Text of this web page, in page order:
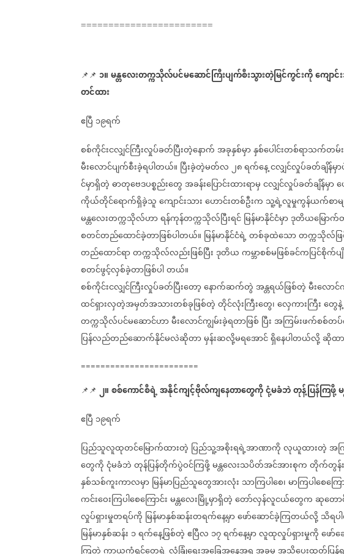
========================
📌📌 ၁။မန္တလေးတက္ကသိုလ်ပင်မဆောင်ကြီးပျက်စီးသွားတဲ့မြင်ကွင်းကိုကျော
တင်ထား
ဧပြီ ၁၉ရက်
စစ်ကိုင်းငလျှင်ကြီးလှုပ်ခတ်ပြီးတဲ့နောက်အခုနှစ်မှာနှစ်ပေါင်းတစ်ရာသက်တမ်
မီးလောင်ပျက်စီးခဲ့ရပါတယ်။ ပြီးခဲ့တဲ့မတ်လ၂၈ရက်နေ့ငလျှင်လှုပ်ခတ်ချိန်မှာ
င်မှာရှိတဲ့ဓာတုဗေဒပစ္စည်းတွေအခန်းပြောင်းထားရာမှငလျှင်လှုပ်ခတ်ချိန်မှာ
ကိုယ်တိုင်ရောက်ရှိခဲ့သူကျောင်းသားဟောင်းတစ်ဦးက သူ့ရဲ့လူမှုကွန်ယက်စာမ
မန္တလေးတက္ကသိုလ်ဟာရန်ကုန်တက္ကသိုလ်ပြီးရင်မြန်မာနိုင်ငံမှာဒုတိယမြော
စတင်တည်ထောင်ခဲ့တာဖြစ်ပါတယ်။ မြန်မာနိုင်ငံရဲ့တစ်ခုထဲသောတက္ကသိုလ်ဖ
တည်ထောင်ရာတက္ကသိုလ်လည်းဖြစ်ပြီးဒုတိယကမ္ဘာစစ်မဖြစ်ခင်ကပြင်စိုက်
စတင်ဖွင့်လှစ်ခဲ့တာဖြစ်ပါတယ်။
စစ်ကိုင်းငလျှင်ကြီးလှုပ်ခတ်ပြီးတော့နောက်ဆက်တွဲအန္တရယ်ဖြစ်တဲ့မီးလောင်
ထင်ရှားလှတဲ့အမှတ်အသားတစ်ခုဖြစ်တဲ့တိုင်လုံးကြီးတွေ၊လှေကားကြီးတွေနဲ့
တက္ကသိုလ်ပင်မဆောင်ဟာမီးလောင်ကျွမ်းခဲ့ရတာဖြစ် ပြီးအကြမ်းဖက်စစ်တ
ပြန်လည်တည်ဆောက်နိုင်မလဲဆိုတာမှန်းဆလို့မရအောင်ရှိနေပါတယ်လို့ဆိုထာ
========================
📌📌 ၂။စစ်ကောင်စီရဲ့အနိုင်ကျင့်ဗိုလ်ကျနေတာတွေကိုငုံ့မခံဘဲတုန့်ပြန်ကြဖို့
ဧပြီ ၁၉ရက်
ပြည်သူလူထုတင်မြောက်ထားတဲ့ ပြည်သူ့အစိုးရရဲ့အာဏာကိုလုယူထားတဲ့အ
တွေကိုငုံမခံဘဲတုန်ပြန်တိုက်ပွဲဝင်ကြဖို့မန္တလေးသပိတ်အင်အားစုကတိုက်တွန်
နှစ်သစ်ကူးကာလမှာမြန်မာပြည်သူတွေအားလုံး သာကြပါစေ၊မာကြပါစေကြေ
ကင်းဝေးကြပါစေကြောင်းမန္တလေးမြို့မှာရှိတဲ့တော်လှန်လူငယ်တွေကဆုတောင်
လှုပ်ရှားမှုတရပ်ကို မြန်မာနှစ်ဆန်းတရက်နေ့မှာဖော်ဆောင်ခဲ့ကြတယ်လို့သိရပ
မြန်မာနှစ်ဆန်း ၁ရက်နေ့ဖြစ်တဲ့ဧပြီလ ၁၇ရက်နေ့မှာလူထုလှုပ်ရှားမှုကိုဖော်